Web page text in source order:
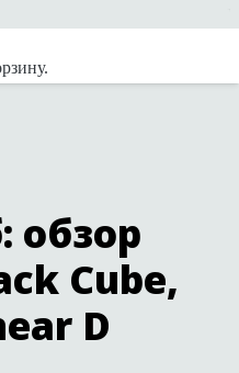
Decade и Linear D
обзор
Cube,
D